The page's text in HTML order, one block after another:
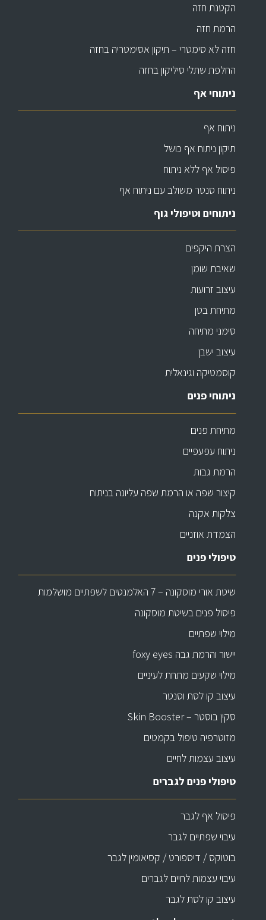
הקטנת חזה
הרמת חזה
חזה לא סימטרי – תיקון אסימטריה בחזה
החלפת שתלי סיליקון בחזה
ניתוחי אף
ניתוח אף
תיקון ניתוח אף כושל
פיסול אף ללא ניתוח
ניתוח סנטר משולב עם ניתוח אף
ניתוחים וטיפולי גוף
הצרת היקפים
שאיבת שומן
עיצוב זרועות
מתיחת בטן
סימני מתיחה
עיצוב ישבן
קוסמטיקה וגינאלית
ניתוחי פנים
מתיחת פנים
ניתוח עפעפיים
הרמת גבות
קיצור שפה או הרמת שפה עליונה בניתוח
צלקות אקנה
הצמדת אוזניים
טיפולי פנים
שיטת אורי מוסקונה – 7 האלמנטים לשפתיים מושלמות
פיסול פנים בשיטת מוסקונה
מילוי שפתיים
יישור והרמת גבה foxy eyes
מילוי שקעים מתחת לעיניים
עיצוב קו לסת וסנטר
סקין בוסטר – Skin Booster
מזוטרפיה טיפול בקמטים
עיצוב עצמות לחיים
טיפולי פנים לגברים
פיסול אף לגבר
עיבוי שפתיים לגבר
בוטוקס / דיספורט / קסיאומין לגבר
עיבוי עצמות לחיים לגברים
עיצוב קו לסת לגבר